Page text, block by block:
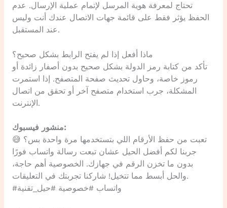
تحتاج لمعرفة هوية المرسل لإتمام عملية الإرسال. عدم
الحفظ يؤثر فقط على قائمة جهات الاتصال عندك أنت وليس
عند المستقبل.
ماذا أفعل إذا لم يفتح الرابط بشكل صحيح؟
تأكد من كتابة رمز الدولة بشكل صحيح بدون أصفار زائدة أو
رموز خاصة، وحاول تحديث صفحة المتصفح. إذا استمرت
المشكلة، جرب استخدام متصفح آخر أو تحقق من اتصال
الإنترنت.
منشور فيسبوك:
تعبت من حفظ الأرقام اللي بتستخدمها مرة واحدة بس؟ 😅
جربنا لكم أفضل الحيل عشان تبعت رسالة واتساب فورًا
بدون ما تخزن الرقم في جهازك. الخصوصية أهم حاجة،
والحل أبسط مما تتخيل! شاركنا تجربتك في التعليقات.
#واتساب #خصوصية #حيل_تقنية